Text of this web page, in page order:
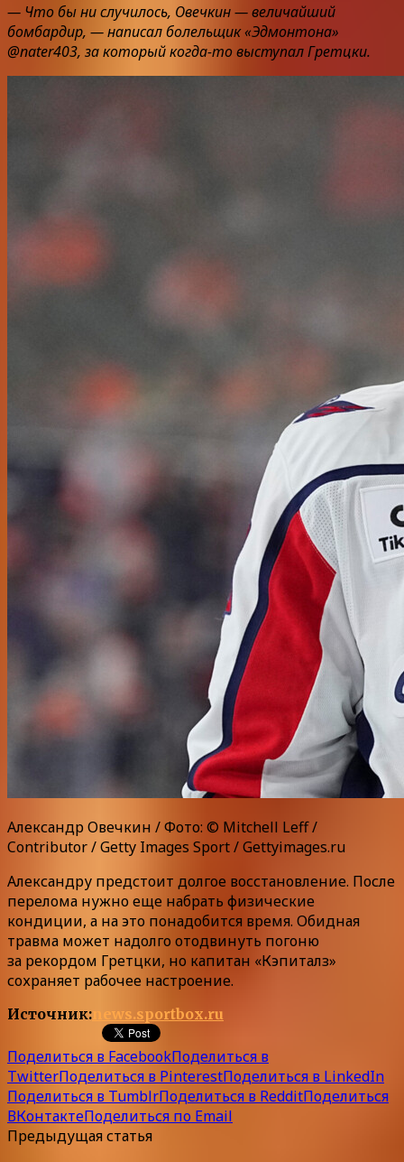
— Что бы ни случилось, Овечкин — величайший
бомбардир, — написал болельщик «Эдмонтона»
@nater403, за который когда-то выступал Гретцки.
Александр Овечкин / Фото: © Mitchell Leff /
Contributor / Getty Images Sport / Gettyimages.ru
Александру предстоит долгое восстановление. После
перелома нужно еще набрать физические
кондиции, а на это понадобится время. Обидная
травма может надолго отодвинуть погоню
за рекордом Гретцки, но капитан «Кэпиталз»
сохраняет рабочее настроение.
Источник:news.sportbox.ru
Поделиться в FacebookПоделиться в
TwitterПоделиться в PinterestПоделиться в LinkedIn
Поделиться в TumblrПоделиться в RedditПоделиться
ВКонтактеПоделиться по Email
Предыдущая статья